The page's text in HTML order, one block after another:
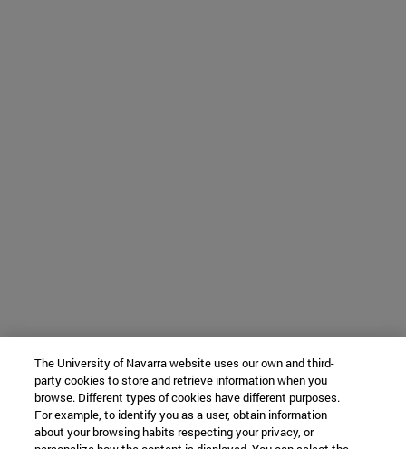
The University of Navarra website uses our own and third-
party cookies to store and retrieve information when you
browse. Different types of cookies have different purposes.
For example, to identify you as a user, obtain information
about your browsing habits respecting your privacy, or